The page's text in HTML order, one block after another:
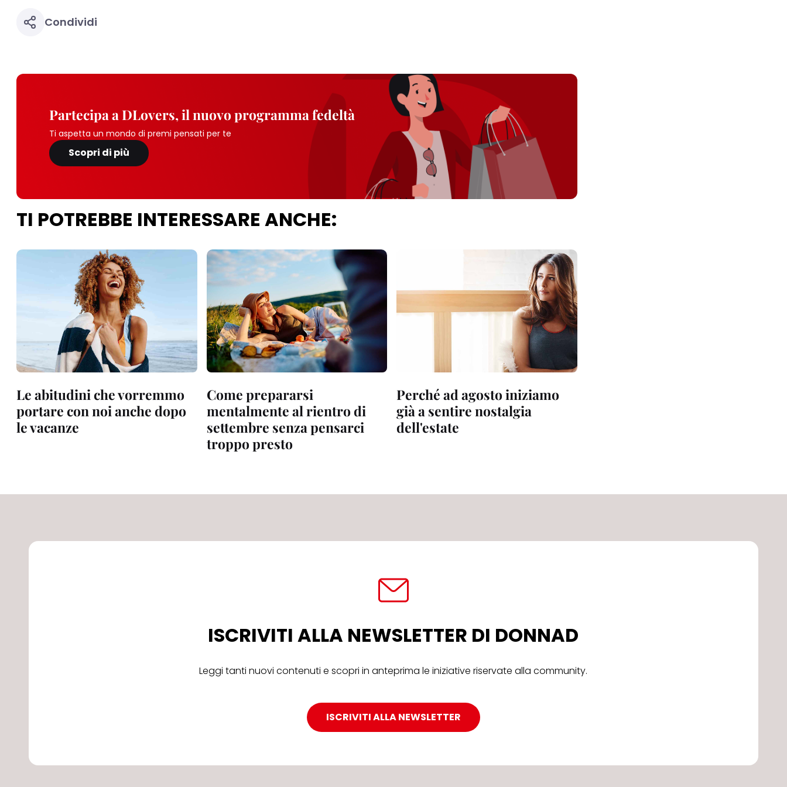
Condividi
Partecipa a DLovers, il nuovo programma fedeltà
Ti aspetta un mondo di premi pensati per te
Scopri di più
TI POTREBBE INTERESSARE ANCHE:
Le abitudini che vorremmo
portare con noi anche dopo
le vacanze
Come prepararsi
mentalmente al rientro di
settembre senza pensarci
troppo presto
Perché ad agosto iniziamo
già a sentire nostalgia
dell'estate
ISCRIVITI ALLA NEWSLETTER DI DONNAD
Leggi tanti nuovi contenuti e scopri in anteprima le iniziative riservate alla community.
ISCRIVITI ALLA NEWSLETTER